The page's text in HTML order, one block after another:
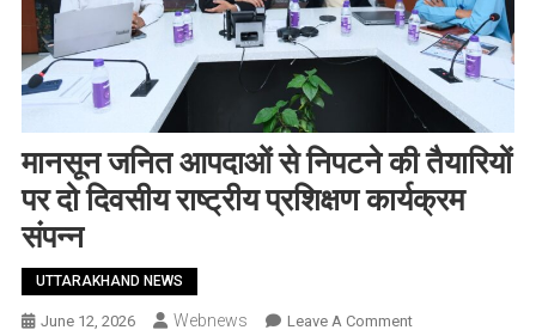
मानसून जनित आपदाओं से निपटने की तैयारियों
पर दो दिवसीय राष्ट्रीय प्रशिक्षण कार्यक्रम
संपन्न
UTTARAKHAND NEWS
June 12, 2026 Webnews Leave A CommentOn